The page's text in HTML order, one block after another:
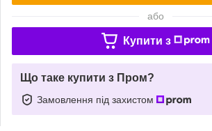
або
Купити з
Що таке купити з Пром?
Замовлення під захистом